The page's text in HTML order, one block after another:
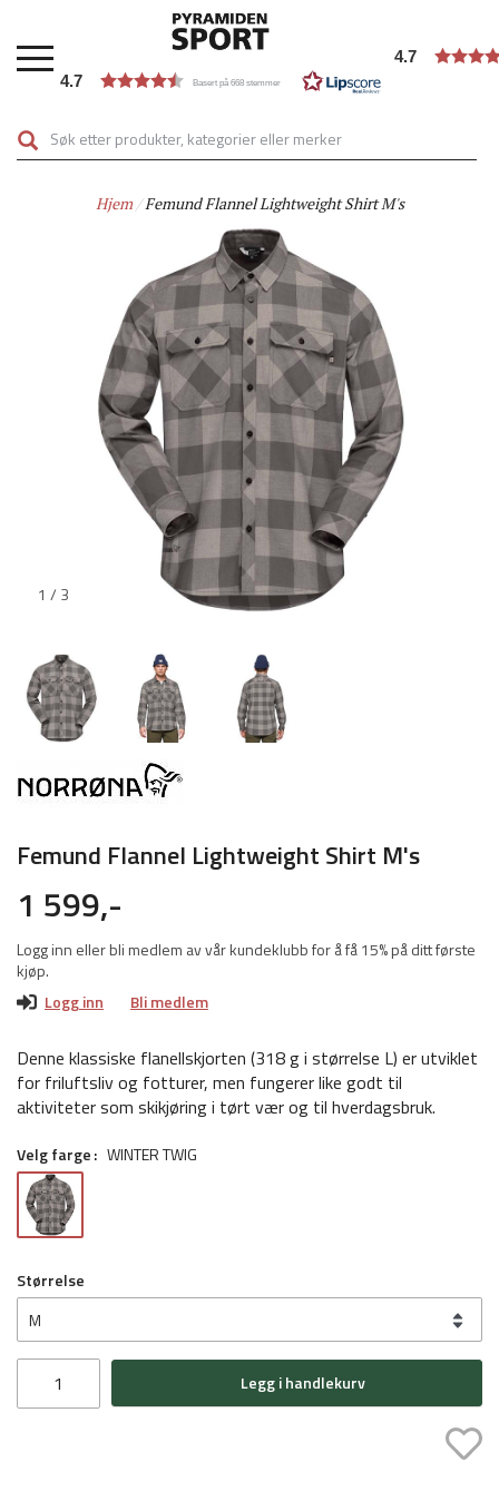
hovedinnhold
4.7 Basert på 668 stemmer
4.7
Hjem Femund Flannel Lightweight Shirt M's
1 / 3
Femund Flannel Lightweight Shirt M's
1 599,-
Logg inn eller bli medlem av vår kundeklubb for å få 15% på ditt første
kjøp.
Logg inn
Bli medlem
Denne klassiske flanellskjorten (318 g i størrelse L) er utviklet
for friluftsliv og fotturer, men fungerer like godt til
aktiviteter som skikjøring i tørt vær og til hverdagsbruk.
Velg farge WINTER TWIG
Størrelse
Legg i handlekurv